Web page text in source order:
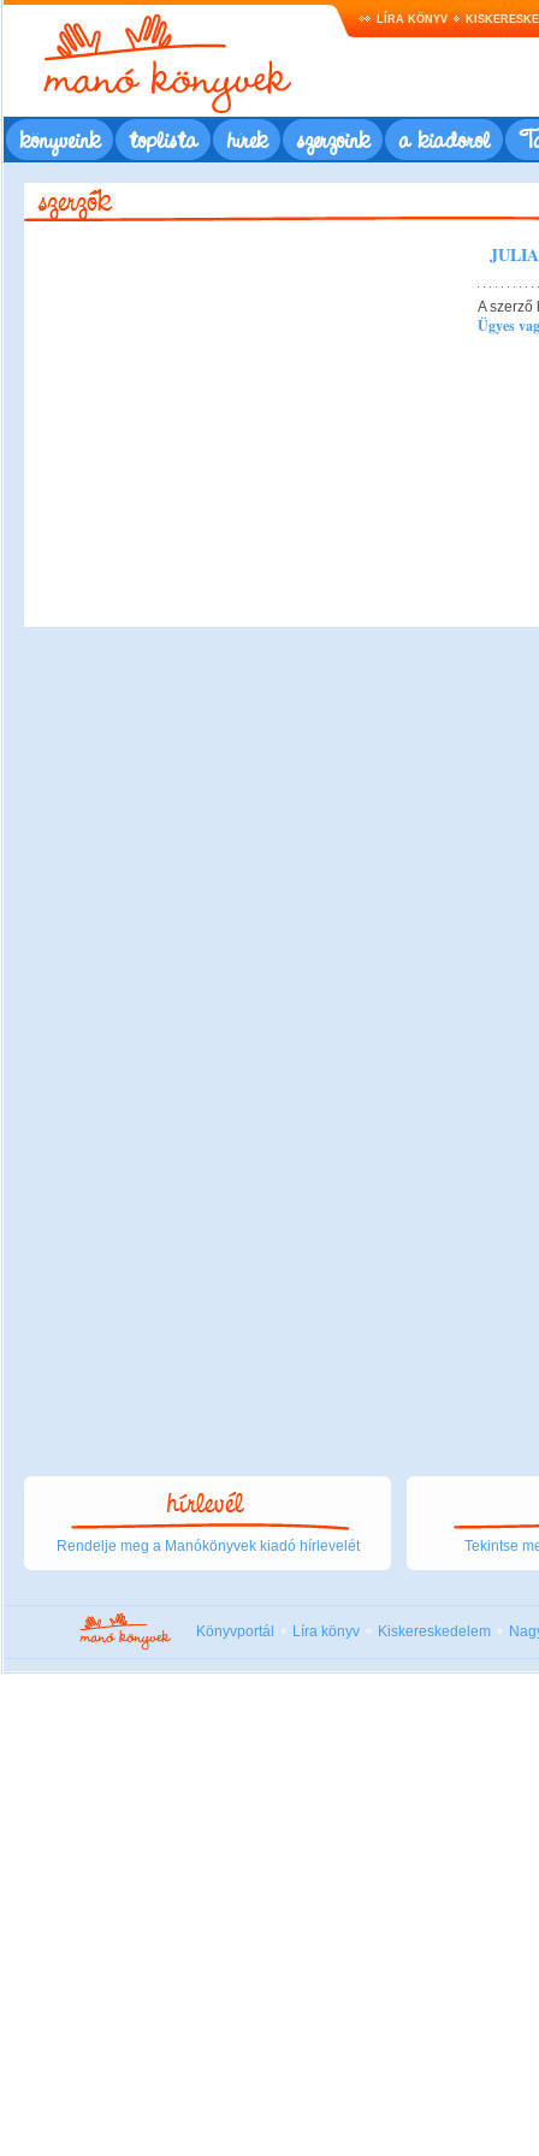
LÍRA KÖNYV
könyveink toplista hírek szerzőink a kiadóról
A szerző
Ügyes
Rendelje meg a Manókönyvek kiadó hírlevelét Tekintse
Könyvportál Líra könyv Kiskereskedelem